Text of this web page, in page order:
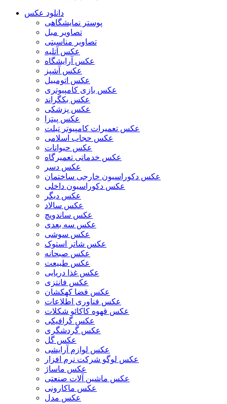
دانلود عکس
پوستر نمایشگاهی
تصاویر مبل
تصاویر مناسبتی
عکس آتلیه
عکس آرایشگاه
عکس آشپز
عکس اتومبیل
عکس بازی کامپیوتری
عکس بکگراند
عکس پزشکی
عکس پیتزا
عکس تعمیرات کامپیوتر تبلت
عکس حجاب اسلامی
عکس حیوانات
عکس خدماتی تعمیرگاه
عکس دسر
عکس دکوراسیون خارجی ساختمان
عکس دکوراسیون داخلی
عکس دیگر
عکس سالاد
عکس ساندویچ
عکس سه بعدی
عکس سوشی
عکس شاتر استوک
عکس صبحانه
عکس طبیعت
عکس غذا دریایی
عکس فانتزی
عکس فضا کهکشان
عکس فناوری اطلاعات
عکس قهوه کاکائو شکلات
عکس گرافیکی
عکس گردشگری
عکس گل
عکس لوازم آرایشی
عکس لوگو شرکت نرم افزار
عکس ماساژ
عکس ماشین آلات صنعتی
عکس ماکارونی
عکس مدل